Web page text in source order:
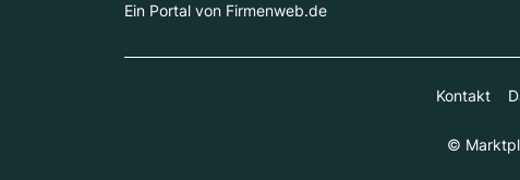
Ein Portal von Firmenweb.de
Kontakt
©